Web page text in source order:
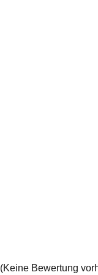
(Keine Bewertung